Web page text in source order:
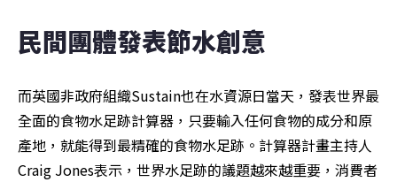
民間團體發表節水創意
而英國非政府組織Sustain也在水資源日當天，發表世界最
全面的食物水足跡計算器，只要輸入任何食物的成分和原
產地，就能得到最精確的食物水足跡。計算器計畫主持人
Craig Jones表示，世界水足跡的議題越來越重要，消費者